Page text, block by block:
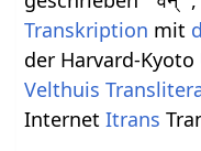
Transkription mit
der Harvard-Kyoto
Velthuis
InternetItrans